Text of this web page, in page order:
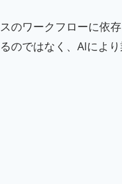
のワークフローに依
のではなく、AIによ